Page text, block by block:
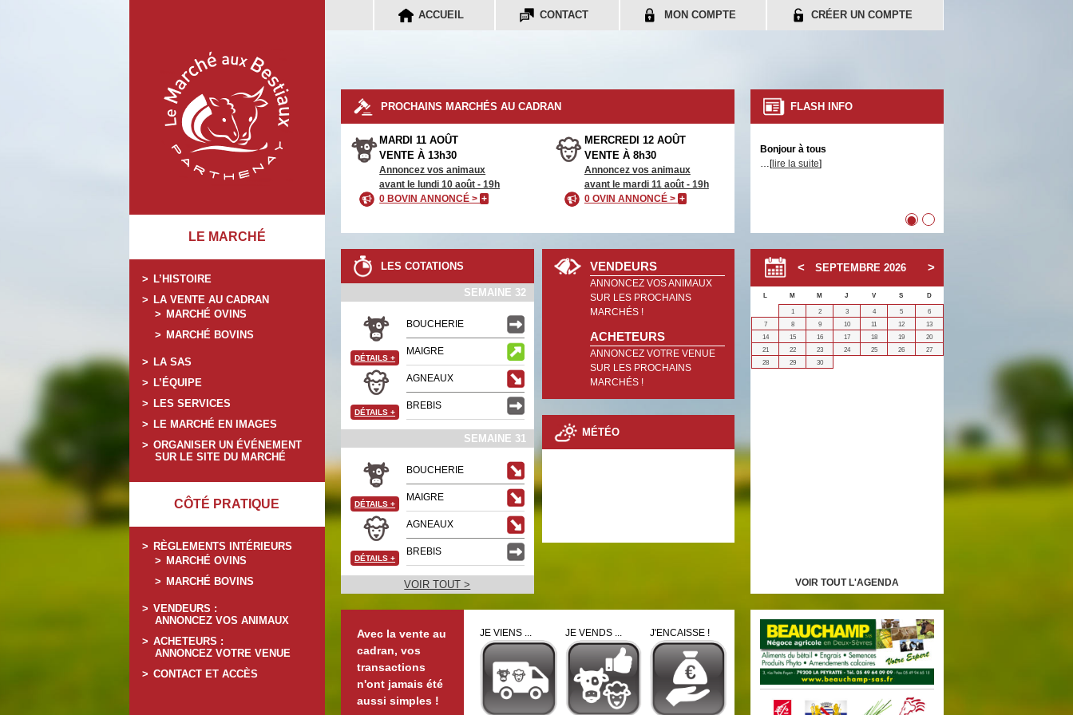
ACCUEIL CONTACT MON COMPTE CRÉER UN COMPTE
LE MARCHÉ
L’HISTOIRE
LA VENTE AU CADRAN
MARCHÉ OVINS
MARCHÉ BOVINS
LA SAS
L’ÉQUIPE
LES SERVICES
LE MARCHÉ EN IMAGES
ORGANISER UN ÉVÉNEMENT
SUR LE SITE DU MARCHÉ
CÔTÉ PRATIQUE
RÈGLEMENTS INTÉRIEURS
MARCHÉ OVINS
MARCHÉ BOVINS
VENDEURS :
ANNONCEZ VOS ANIMAUX
ACHETEURS :
ANNONCEZ VOTRE VENUE
CONTACT ET ACCÈS
PROCHAINS MARCHÉS AU CADRAN
MARDI 11 AOÛT
VENTE À 13h30
Annoncez vos animaux
avant le lundi 10 août - 19h
0 BOVIN ANNONCÉ >+
MERCREDI 12 AOÛT
VENTE À 8h30
Annoncez vos animaux
avant le mardi 11 août - 19h
0 OVIN ANNONCÉ > +
FLASH INFO
Bonjour à tous
…[lire la suite]
••
LES COTATIONS
SEMAINE 32
BOUCHERIE
MAIGRE
DÉTAILS +
AGNEAUX
BREBIS
DÉTAILS +
SEMAINE 31
BOUCHERIE
MAIGRE
DÉTAILS +
AGNEAUX
BREBIS
DÉTAILS +
VOIR TOUT >
VENDEURS
ANNONCEZ VOS ANIMAUX
SUR LES PROCHAINS
MARCHÉS !
ACHETEURS
ANNONCEZ VOTRE VENUE
SUR LES PROCHAINS
MARCHÉS !
MÉTÉO
SEPTEMBRE 2026
L M M J V S
D
1
2 3 4 5
6
7
8 9 10 11 12
13
14
15 16 17 18 19
20
21
22 23 24 25 26
27
28
29 30
VOIR TOUT L'AGENDA
Avec la vente au
cadran, vos
transactions
n'ont jamais été
aussi simples !
JE VIENS ... JE VENDS ... J'ENCAISSE !